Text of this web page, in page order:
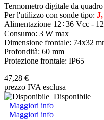
Termometro digitale da quadro
Per l'utilizzo con sonde tipo:
Alimentazione 12÷36 Vcc -
Consumo: 3 W max
Dimensione frontale: 74x32
Profondità: 60 mm
Protezione frontale: IP65
47,28 €
prezzo IVA esclusa
Disponibile
Maggiori info
Maggiori info